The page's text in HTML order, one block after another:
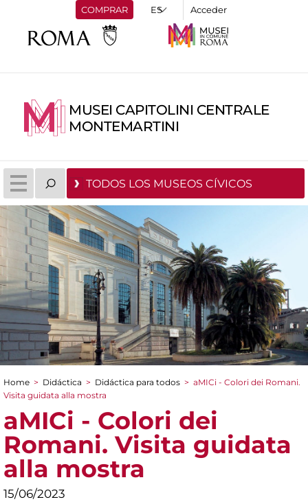
COMPRAR Acceder
MUSEI CAPITOLINI CENTRALE
MONTEMARTINI
TODOS LOS MUSEOS CÍVICOS
You are here
Home > Didáctica > Didáctica para todos > aMICi - Colori dei Romani.
Visita guidata alla mostra
aMICi - Colori dei
Romani. Visita guidata
alla mostra
15/06/2023